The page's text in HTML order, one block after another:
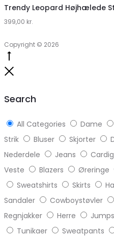
hos
Klædeskabet.dk
Trendy Leopard Højhælede
399,00 kr.
Copyright © 2026
Search
All Categories Dame
Strik
Bluser Skjorter
Nederdele
Jeans
Veste
Blazers Øreringe
Sweatshirts
Skirts
Sandaler
Cowboystøvler
Regnjakker
Herre
Tunikaer
Sweatpants